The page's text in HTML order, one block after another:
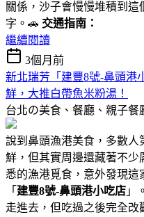
關係，沙子會慢慢堆積到
字。🚗 交通指南：
繼續閱讀
3個月前
新北瑞芳「建豐8號-鼻頭港
鮮，大推白帶魚米粉湯！
台北の美食、餐廳、親子餐
說到鼻頭漁港美食，多數
鮮，但其實周邊還藏著不
悉的漁港覓食，意外發現這
「 建豐8號-鼻頭港小吃店 」
走進去，但吃過之後完全